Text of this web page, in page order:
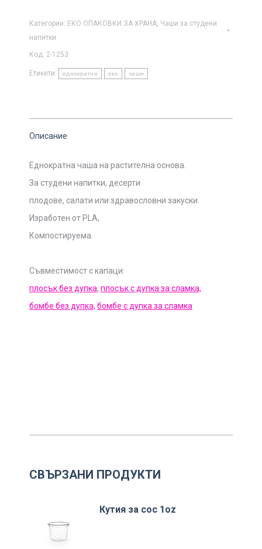
Категории: ЕКО ОПАКОВКИ ЗА ХРАНА Чаши за студени
напитки
Код: 2-1253
Етикети: еднократни еко чаши
Описание
Еднократна чаша на растителна основа.
За студени напитки, десерти
плодове, салати или здравословни закуски.
Изработен от PLA,
Компостируема.
Съвместимост с капаци:
плосък без дупка, плосък с дупка за сламка,
бомбе без дупка, бомбе с дупка за сламка
СВЪРЗАНИ ПРОДУКТИ
Кутия за сос 1oz